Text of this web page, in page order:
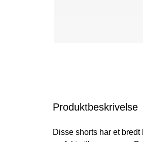
Produktbeskrivelse
Disse shorts har et